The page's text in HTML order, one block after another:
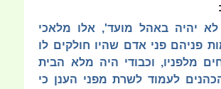
יהיה באהל מועד', אלו מלאכי
פניהם פני אדם שהיו חולקים לו
מלפניו, וכבודי היה מלא הבית
לעמוד לשרת מפני הענן כי